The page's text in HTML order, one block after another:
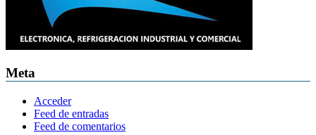
Meta
Acceder
Feed de entradas
Feed de comentarios